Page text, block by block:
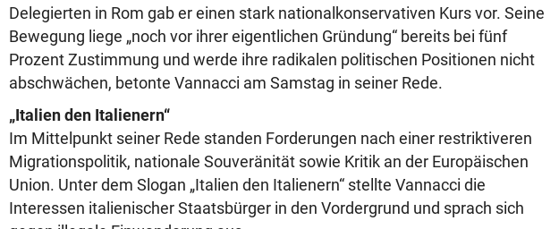
Delegierten in Rom gab er einen stark nationalkonservativen Kurs vor. Seine
Bewegung liege „noch vor ihrer eigentlichen Gründung“ bereits bei fünf
Prozent Zustimmung und werde ihre radikalen politischen Positionen nicht
abschwächen, betonte Vannacci am Samstag in seiner Rede.
„Italien den Italienern“
Im Mittelpunkt seiner Rede standen Forderungen nach einer restriktiveren
Migrationspolitik, nationale Souveränität sowie Kritik an der Europäischen
Union. Unter dem Slogan „Italien den Italienern“ stellte Vannacci die
Interessen italienischer Staatsbürger in den Vordergrund und sprach sich